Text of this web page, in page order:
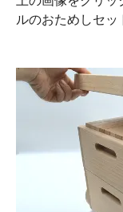
ルのおためしセッ